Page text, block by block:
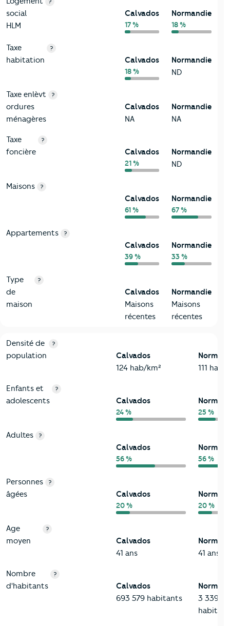
social
HLM
?
Calvados
17 %
Normandie
18 %
Taxe
habitation
?
Calvados
18 %
Normandie
ND
Taxe enlèvt
ordures
ménagères
?
Calvados
NA
Normandie
NA
Taxe
foncière
?
Calvados
21 %
Normandie
ND
Maisons ?
Calvados
61 %
Normandie
67 %
Appartements ?
Calvados
39 %
Normandie
33 %
Type
de
maison
?
Calvados
Maisons
récentes
Normandie
Maisons
récentes
2-Habitants
Critères Calvados
Densité de
population
?
Calvados
124 hab/km²
111 hab/
Enfants et
adolescents
?
Calvados
24 % 25 %
Adultes ?
Calvados
56 % 56 %
Personnes
âgées
?
Calvados
20 % 20 %
Age
moyen
?
Calvados
41 ans
41 ans
Nombre
d'habitants
?
Calvados
693 579 habitants
3 339